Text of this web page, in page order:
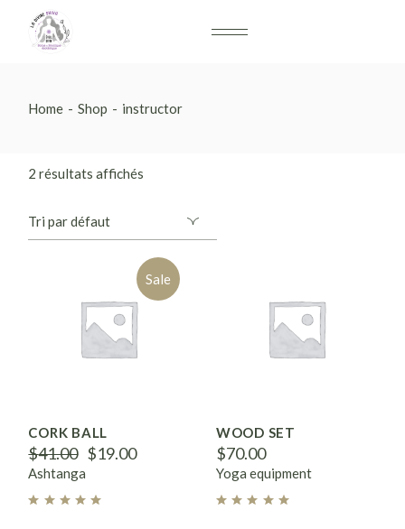
Home Shop instructor
2 résultats affichés
Sale
CORK BALL
$41.00 $19.00
Ashtanga
WOOD SET
$70.00
Yoga equipment